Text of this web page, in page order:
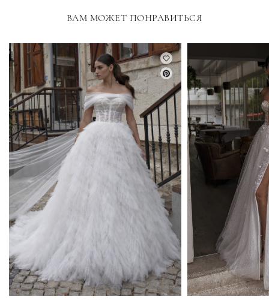
ВАМ МОЖЕТ ПОНРАВИТЬСЯ